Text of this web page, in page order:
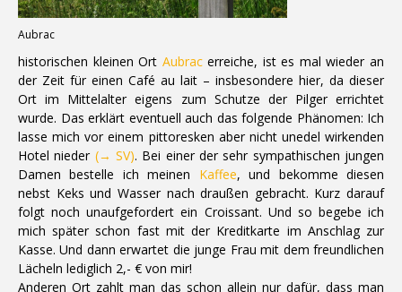
Aubrac
historischen kleinen Ort Aubracerreiche, ist es mal wieder an
der Zeit für einen Café au lait – insbesondere hier, da dieser
Ort im Mittelalter eigens zum Schutze der Pilger errichtet
wurde. Das erklärt eventuell auch das folgende Phänomen: Ich
lasse mich vor einem pittoresken aber nicht unedel wirkenden
Hotel nieder (→ SV). Bei einer der sehr sympathischen jungen
Damen bestelle ich meinen Kaffee, und bekomme diesen
nebst Keks und Wasser nach draußen gebracht. Kurz darauf
folgt noch unaufgefordert ein Croissant. Und so begebe ich
mich später schon fast mit der Kreditkarte im Anschlag zur
Kasse. Und dann erwartet die junge Frau mit dem freundlichen
Lächeln lediglich 2,- € von mir!
Anderen Ort zahlt man das schon allein nur dafür, dass man